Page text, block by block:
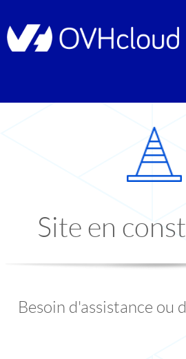
Site en
Besoin d'assistance ou